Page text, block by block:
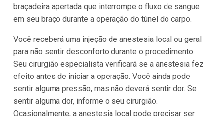
braçadeira apertada que interrompe o fluxo de sangue
em seu braço durante a operação do túnel do carpo.
Você receberá uma injeção de anestesia local ou geral
para não sentir desconforto durante o procedimento.
Seu cirurgião especialista verificará se a anestesia fez
efeito antes de iniciar a operação. Você ainda pode
sentir alguma pressão, mas não deverá sentir dor. Se
sentir alguma dor, informe o seu cirurgião.
Ocasionalmente, a anestesia local pode precisar ser